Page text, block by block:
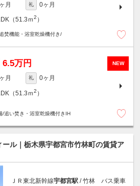
月 礼 0ヶ月
（51.3ｍ2 ）
焚機能・浴室乾燥機付き/
NEW
6.5万円
月 礼 0ヶ月
（51.3ｍ2 ）
/追い焚き・浴室乾燥機付きIH
ール｜栃木県宇都宮市竹林町の賃貸ア
ＪＲ東北新幹線宇都宮駅 / 竹林 バス乗車